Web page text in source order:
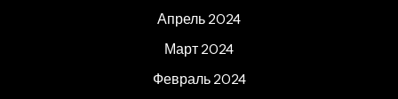
Апрель 2024
Март 2024
Февраль 2024